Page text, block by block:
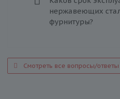
нержавеющих
фурнитуры?
Смотреть все вопросы/ответы